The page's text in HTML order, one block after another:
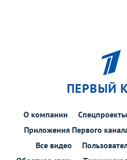
ПЕРВЫЙ
О компании Спецпроекты
Приложения Первого
Все видео